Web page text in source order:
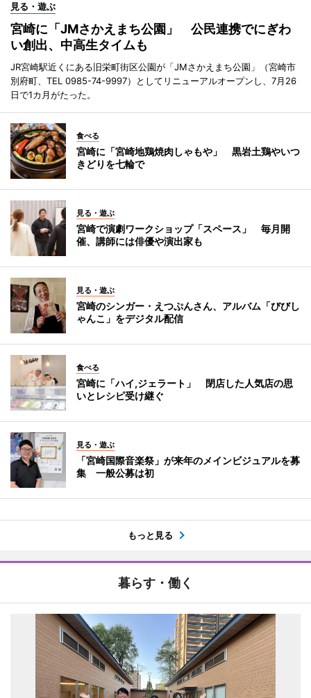
見る・遊ぶ
宮崎に「JMさかえまち公園」 公民連携でにぎわ
い創出、中高生タイムも
JR宮崎駅近くにある旧栄町街区公園が「JMさかえまち公園」（宮崎市
別府町、TEL 0985-74-9997）としてリニューアルオープンし、7月26
日で1カ月がたった。
食べる
宮崎に「宮崎地鶏焼肉しゃもや」 黒岩土鶏やいつ
きどりを七輪で
見る・遊ぶ
宮崎で演劇ワークショップ「スペース」 毎月開
催、講師には俳優や演出家も
見る・遊ぶ
宮崎のシンガー・えつぷんさん、アルバム「びびし
ゃんこ」をデジタル配信
食べる
宮崎に「ハイ,ジェラート」 閉店した人気店の思
いとレシピ受け継ぐ
見る・遊ぶ
「宮崎国際音楽祭」が来年のメインビジュアルを募
集 一般公募は初
もっと見る
暮らす・働く